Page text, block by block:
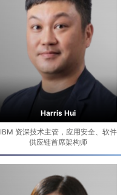
Harris Hui
IBM 资深技术主管，应用安全、软件
供应链首席架构师